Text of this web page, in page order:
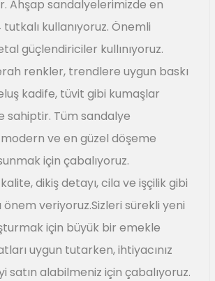
Ahşap sandalyelerimizde en
kullanıyoruz. Önemli
güçlendiriciler kullınıyoruz.
renkler, trendlere uygun baskı
kadife, tüvit gibi kumaşlar
sahiptir. Tüm sandalye
ve en güzel döşeme
için çabalıyoruz.
dikiş detayı, cila ve işçilik gibi
veriyoruz.Sizleri sürekli yeni
için büyük bir emekle
uygun tutarken, ihtiyacınız
satın alabilmeniz için çabalıyoruz.